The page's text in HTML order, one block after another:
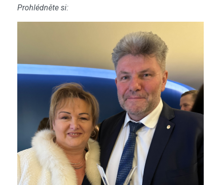
Prohlédněte si: